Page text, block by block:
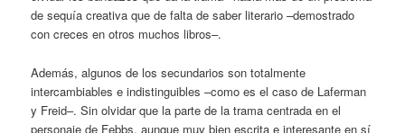
de sequía creativa que de falta de saber literario –demostrado
con creces en otros muchos libros–.
Además, algunos de los secundarios son totalmente
intercambiables e indistinguibles –como es el caso de Laferman
y Freid–. Sin olvidar que la parte de la trama centrada en el
personaje de Febbs, aunque muy bien escrita e interesante en sí